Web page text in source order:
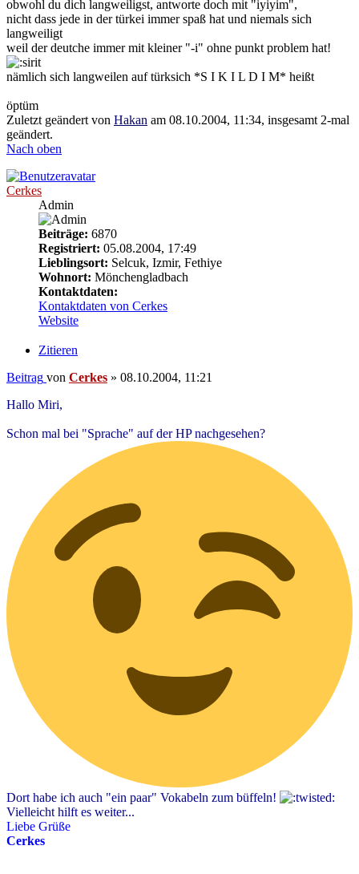
obwohl du dich langweiligst, antworte doch mit "iyiyim",
nicht dass jede in der türkei immer spaß hat und niemals sich
langweiligt
weil der deutche immer mit kleiner "-i" ohne punkt problem hat!
nämlich sich langweilen auf türksich *S I K I L D I M* heißt
öptüm
Zuletzt geändert von Hakan am 08.10.2004, 11:34, insgesamt 2-mal
geändert.
Nach oben
Cerkes
Admin
Beiträge: 6870
Registriert: 05.08.2004, 17:49
Lieblingsort: Selcuk, Izmir, Fethiye
Wohnort: Mönchengladbach
Kontaktdaten:
Kontaktdaten von Cerkes
Website
Zitieren
Beitrag von Cerkes » 08.10.2004, 11:21
Hallo Miri,
Schon mal bei "Sprache" auf der HP nachgesehen?
Dort habe ich auch "ein paar" Vokabeln zum büffeln!
Vielleicht hilft es weiter...
Liebe Grüße
Cerkes